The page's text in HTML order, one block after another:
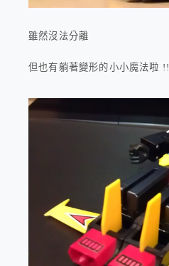
雖然沒法分離
但也有躺著變形的小小魔法啦 !!